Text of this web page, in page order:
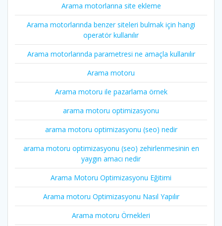
Arama motorlarına site ekleme
Arama motorlarında benzer siteleri bulmak için hangi
operatör kullanılır
Arama motorlarında parametresi ne amaçla kullanılır
Arama motoru
Arama motoru ile pazarlama örnek
arama motoru optimizasyonu
arama motoru optimizasyonu (seo) nedir
arama motoru optimizasyonu (seo) zehirlenmesinin en
yaygın amacı nedir
Arama Motoru Optimizasyonu Eğitimi
Arama motoru Optimizasyonu Nasıl Yapılır
Arama motoru Örnekleri